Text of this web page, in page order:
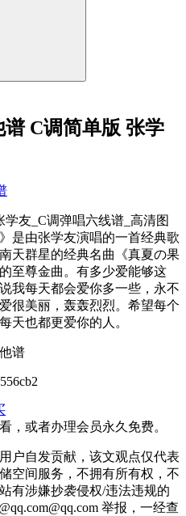
C调简单版 张学
学友_C调弹唱六线谱_高清图
是由张学友演唱的一首经典歌
天群星的经典名曲《真夏の果
至尊金曲。有多少爱能够这
我每天都会爱你多一些，永不
很美丽，轰轰烈烈。希望每个
天也都更爱你的人。
谱
，或者办理会员永久免费。
户自发贡献，该文观点仅代表
空间服务，不拥有所有权，不
有涉嫌抄袭侵权/违法违规的
举报，一经查